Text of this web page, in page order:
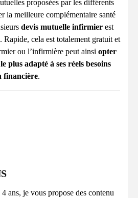
proposées par les différents
la meilleure complémentaire santé
devis mutuelle infirmier est
Rapide, cela est totalement gratuit et
ou l’infirmière peut ainsi opter
plus adapté à ses réels besoins
financière.
ans, je vous propose des contenu